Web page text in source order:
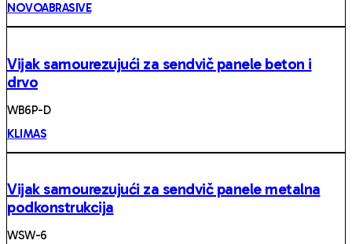
NOVOABRASIVE
Vijak samourezujući za sendvič panele beton i
drvo
WB6P-D
KLIMAS
Vijak samourezujući za sendvič panele metalna
podkonstrukcija
WSW-6